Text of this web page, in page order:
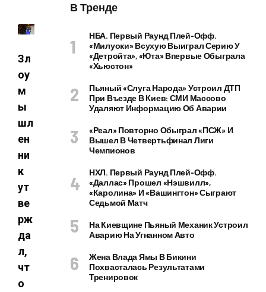
Зл
оу
м
ы
шл
ен
ни
к
ут
ве
рж
да
л,
чт
о
В Тренде
НБА. Первый Раунд Плей-Офф.
«Милуоки» Всухую Выиграл Серию У
«Детройта», «Юта» Впервые Обыграла
«Хьюстон»
Пьяный «слуга Народа» Устроил ДТП
При Въезде В Киев: СМИ Массово
Удаляют Информацию Об Аварии
«Реал» Повторно Обыграл «ПСЖ» И
Вышел В Четвертьфинал Лиги
Чемпионов
НХЛ. Первый Раунд Плей-Офф.
«Даллас» Прошел «Нэшвилл»,
«Каролина» И «Вашингтон» Сыграют
Седьмой Матч
На Киевщине Пьяный Механик Устроил
Аварию На Угнанном Авто
Жена Влада Ямы В Бикини
Похвасталась Результатами
Тренировок